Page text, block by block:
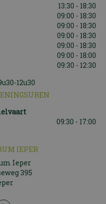
13:30 - 18:30
09:00 - 18:30
09:00 - 18:30
09:00 - 18:30
09:00 - 18:30
09:00 - 18:00
09:30 - 12:30
12u30
09:30 - 17:00
IEPER
Ieper
395